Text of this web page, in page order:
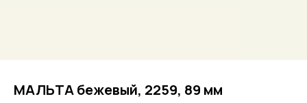
МАЛЬТА бежевый, 2259, 89 мм